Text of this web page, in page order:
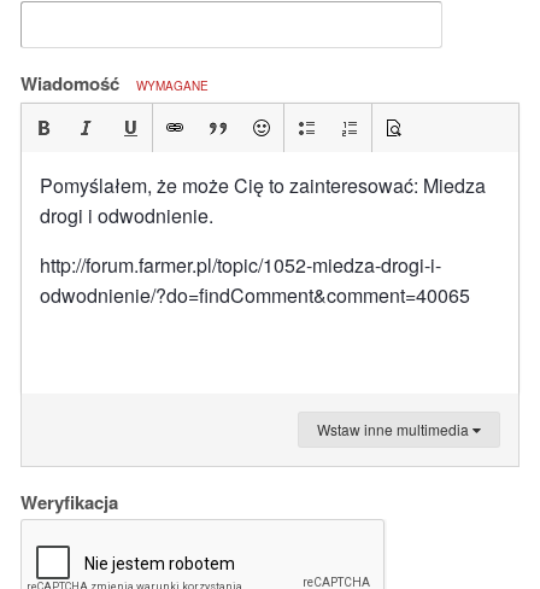
Wiadomość WYMAGANE
Pomyślałem, że może Cię to zainteresować: Miedza
drogi i odwodnienie.
http://forum.farmer.pl/topic/1052-miedza-drogi-i-
odwodnienie/?do=findComment&comment=40065
Wstaw inne multimedia
Weryfikacja